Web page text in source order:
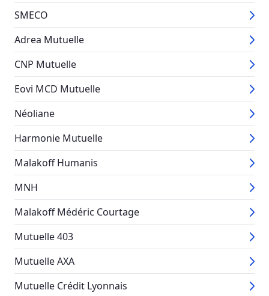
SMECO
Adrea Mutuelle
CNP Mutuelle
Eovi MCD Mutuelle
Néoliane
Harmonie Mutuelle
Malakoff Humanis
MNH
Malakoff Médéric Courtage
Mutuelle 403
Mutuelle AXA
Mutuelle Crédit Lyonnais